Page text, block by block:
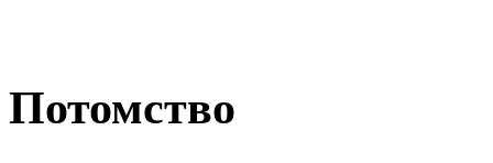
Потомство